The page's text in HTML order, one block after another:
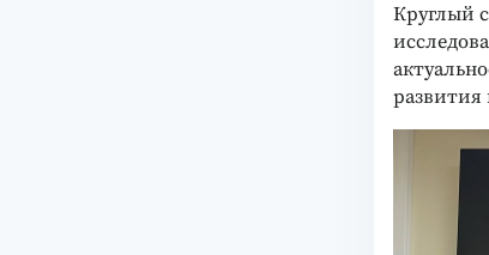
Круглый
развития